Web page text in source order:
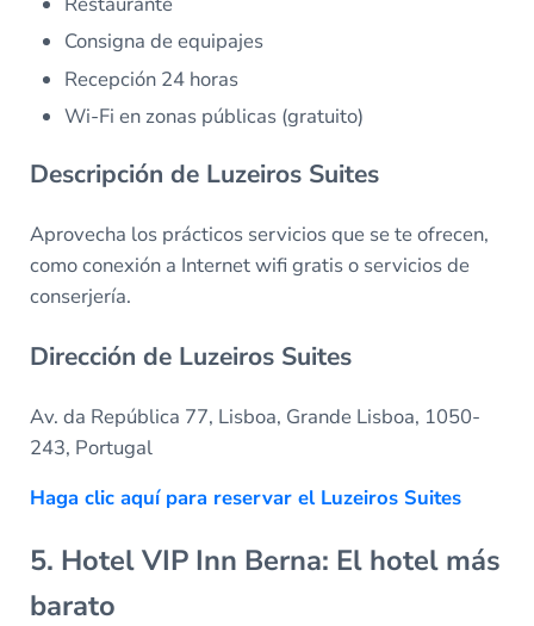
Consigna de equipajes
Recepción 24 horas
Wi-Fi en zonas públicas (gratuito)
Descripción de Luzeiros Suites
Aprovecha los prácticos servicios que se te ofrecen,
como conexión a Internet wifi gratis o servicios de
conserjería.
Dirección de Luzeiros Suites
Av. da República 77, Lisboa, Grande Lisboa, 1050-
243, Portugal
Haga clic aquí para reservar el Luzeiros Suites
5. Hotel VIP Inn Berna: El hotel más
barato